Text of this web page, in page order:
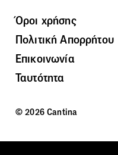
Όροι χρήσης
Πολιτική Απορρήτου
Επικοινωνία
Ταυτότητα
© 2026 Cantina